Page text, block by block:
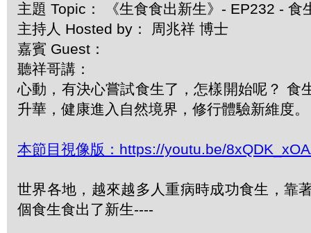
主題 Topic： 《生食食出新生》- EP232 - 食
主持人 Hosted by： 周兆祥 博士
嘉賓 Guest：
聽祥哥講：
心動，有決心嘗試食生了，怎樣開始呢？ 食
升華，健康進入自然境界，修行體驗新維度。
本節目視像版：https://youtu.be/
世界各地，越來越多人重病時成功食生，靠
個食生食出了新生----